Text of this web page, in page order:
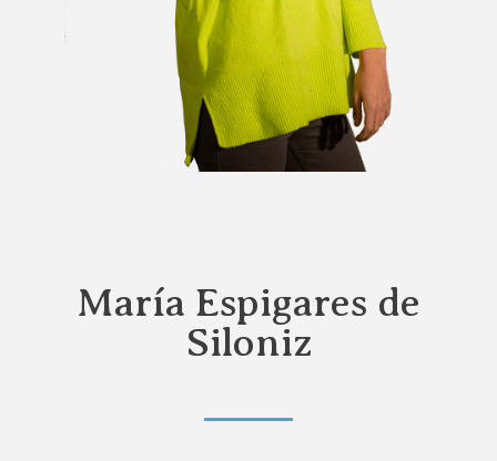
María Espigares de
Siloniz